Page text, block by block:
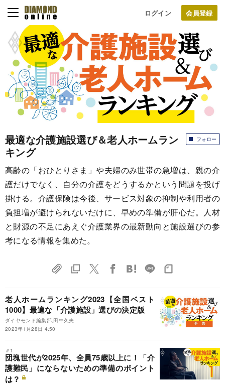
ログイン
フォロー
最適な介護施設選び＆老人ホームラン
キング
高齢の「おひとりさま」や夫婦のみ世帯の急増は、親の介
護だけでなく、自分の介護をどうするかという問題を投げ
掛ける。介護保険は今後、サービス対象の抑制や利用者の
負担増が避けられないだけに、早めの準備が肝心だ。人材
と財源の不足にあえぐ介護業界の最新動向と施設選びの参
考になる情報を集めた。
老人ホームランキング2023【全国ベスト
1000】最適な「介護施設」選びの決定版
ダイヤモンド編集部,田中久夫
2023年1月28日 4:50
＃1
団塊世代が2025年、全員75歳以上に！「介
護難民」にならないための準備のポイント
は？